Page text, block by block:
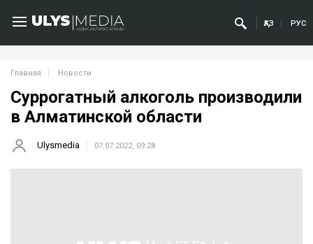
ҚАЗ РУС
Главная Новости
Суррогатный алкоголь производили
в Алматинской области
Ulysmedia 07.07.2022, 09:28